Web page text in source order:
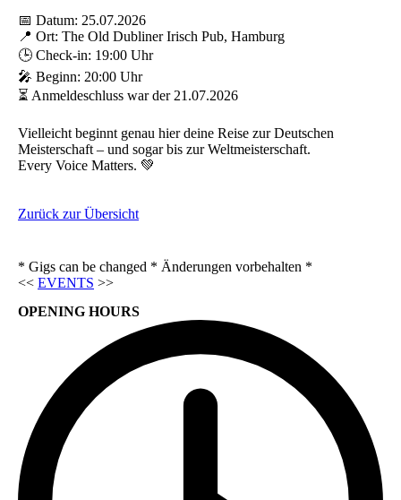
📅 Datum: 25.07.2026
📍 Ort: The Old Dubliner Irisch Pub, Hamburg
🕒 Check-in: 19:00 Uhr
🎤 Beginn: 20:00 Uhr
⏳ Anmeldeschluss war der 21.07.2026
Vielleicht beginnt genau hier deine Reise zur Deutschen
Meisterschaft – und sogar bis zur Weltmeisterschaft.
Every Voice Matters. 💚
Zurück zur Übersicht
* Gigs can be changed * Änderungen vorbehalten *
<< EVENTS >>
OPENING HOURS